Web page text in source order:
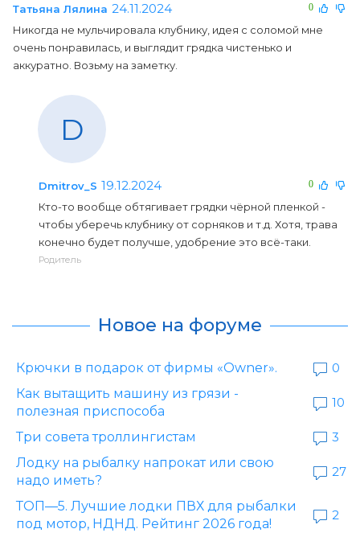
0
Татьяна Лялина 24.11.2024
Никогда не мульчировала клубнику, идея с соломой мне
очень понравилась, и выглядит грядка чистенько и
аккуратно. Возьму на заметку.
D
0
Dmitrov_S 19.12.2024
Кто-то вообще обтягивает грядки чёрной пленкой -
чтобы уберечь клубнику от сорняков и т.д. Хотя, трава
конечно будет получше, удобрение это всё-таки.
Родитель
Новое на форуме
Крючки в подарок от фирмы «Owner».
0
Как вытащить машину из грязи -
полезная приспособа
10
Три совета троллингистам
3
Лодку на рыбалку напрокат или свою
надо иметь?
27
ТОП—5. Лучшие лодки ПВХ для рыбалки
под мотор, НДНД. Рейтинг 2026 года!
2